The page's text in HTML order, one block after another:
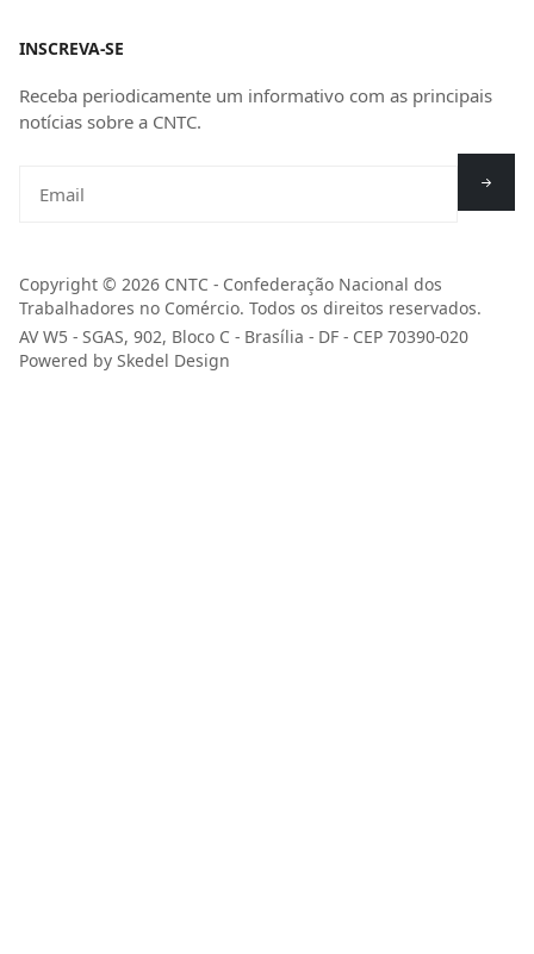
INSCREVA-SE
Receba periodicamente um informativo com as principais
notícias sobre a CNTC.
Copyright © 2026 CNTC - Confederação Nacional dos
Trabalhadores no Comércio. Todos os direitos reservados.
AV W5 - SGAS, 902, Bloco C - Brasília - DF - CEP 70390-020
Powered by Skedel Design